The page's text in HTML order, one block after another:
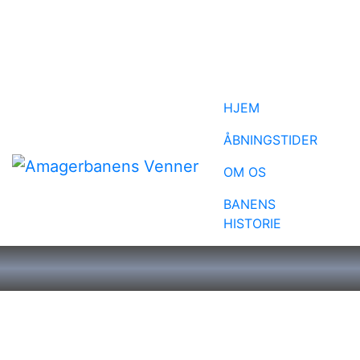
HJEM
ÅBNINGSTIDER
OM OS
BANENS
HISTORIE